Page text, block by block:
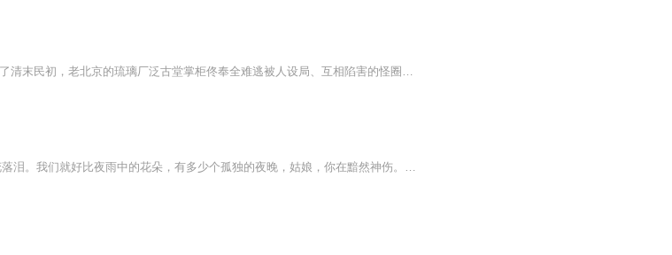
民国末年至解放初为时代背景 ，讲述了清末民初，老北京的琉璃厂泛古堂掌柜佟奉全难逃被人设局、互相陷害的怪圈。因着一尊汝窑三足奁，致使两家古玩铺子倒掉，还闹出了人命，佟也沦为一无所有的穷光蛋。命运的巨变，也驱使他和其他人有了交集，因一幅假画，...
夜雨花香橙，我是NJ-橙子。夜雨，花落泪。我们就好比夜雨中的花朵，有多少个孤独的夜晚，姑娘，你在黯然神伤。那么来听我讲你心里的故事，我愿做花朵里那颗香橙花，用我淡淡的香味，给你带来轻快甜美的安抚。每周日我都在《夜雨花香橙》的这头等你，希望你...